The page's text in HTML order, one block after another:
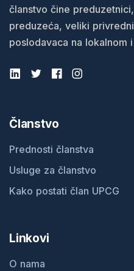
članstvo čine
preduzeća, veliki
poslodavaca na lokalnom
Članstvo
Prednosti članstva
Usluge za članstvo
Kako postati član UPCG
Linkovi
O nama